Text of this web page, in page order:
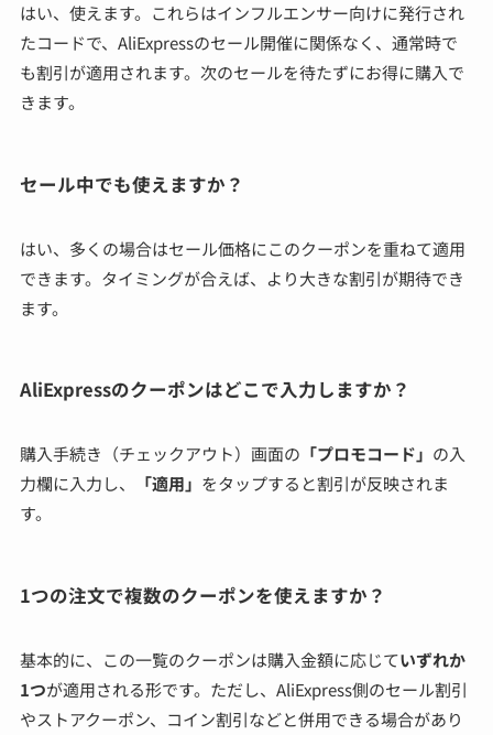
はい、使えます。これらはインフルエンサー向けに発行され
たコードで、AliExpressのセール開催に関係なく、通常時で
も割引が適用されます。次のセールを待たずにお得に購入で
きます。
セール中でも使えますか？
はい、多くの場合はセール価格にこのクーポンを重ねて適用
できます。タイミングが合えば、より大きな割引が期待でき
ます。
AliExpressのクーポンはどこで入力しますか？
購入手続き（チェックアウト）画面の 「プロモコード」 の入
力欄に入力し、
「適用」 をタップすると割引が反映されま
す。
1つの注文で複数のクーポンを使えますか？
基本的に、この一覧のクーポンは購入金額に応じていずれか
1つが適用される形です。ただし、AliExpress側のセール割引
やストアクーポン、コイン割引などと併用できる場合があり